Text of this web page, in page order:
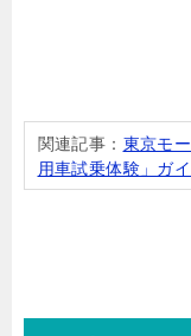
関連記事： 東京モ
用車試乗体験」ガイ